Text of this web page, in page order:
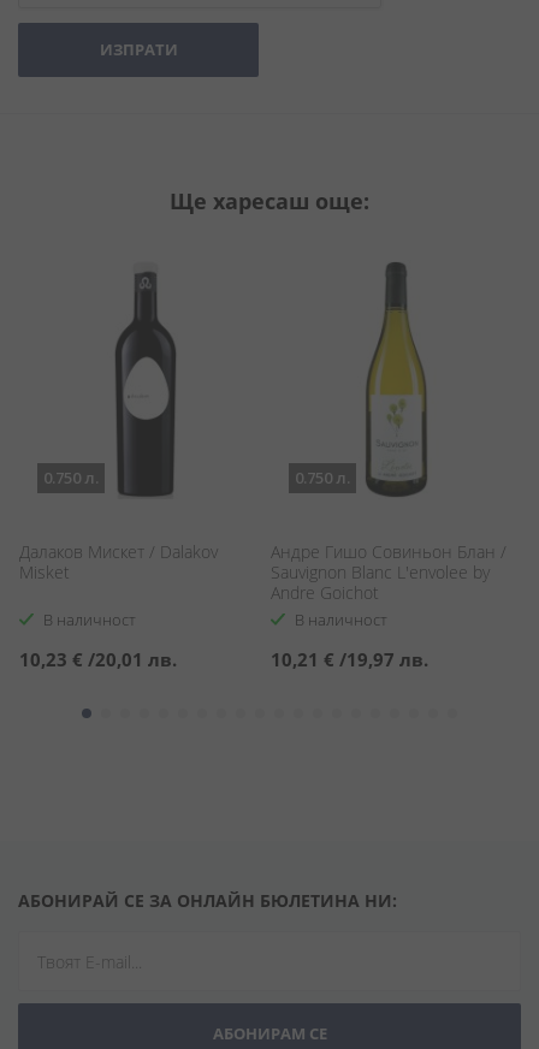
ИЗПРАТИ
Ще харесаш още:
0.750 л.
Далаков Мискет / Dalakov
Misket
В наличност
10,23 € /20,01 лв.
0.750 л.
Андре Гишо Совиньон Блан /
Sauvignon Blanc L'envolee by
Andre Goichot
В наличност
10,21 € /19,97 лв.
АБОНИРАЙ СЕ ЗА ОНЛАЙН БЮЛЕТИНА НИ:
АБОНИРАМ СЕ